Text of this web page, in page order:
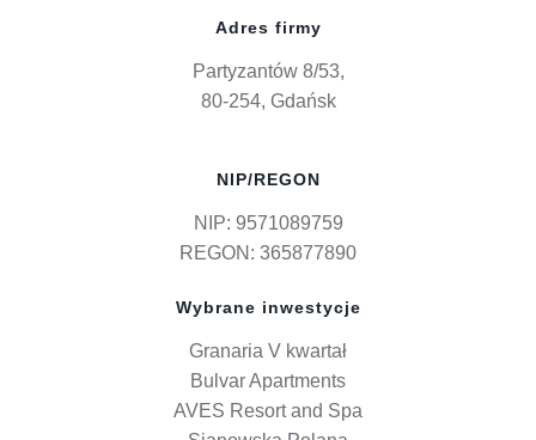
Adres firmy
Partyzantów 8/53,
80-254, Gdańsk
NIP/REGON
NIP: 9571089759
REGON: 365877890
Wybrane inwestycje
Granaria V kwartał
Bulvar Apartments
AVES Resort and Spa